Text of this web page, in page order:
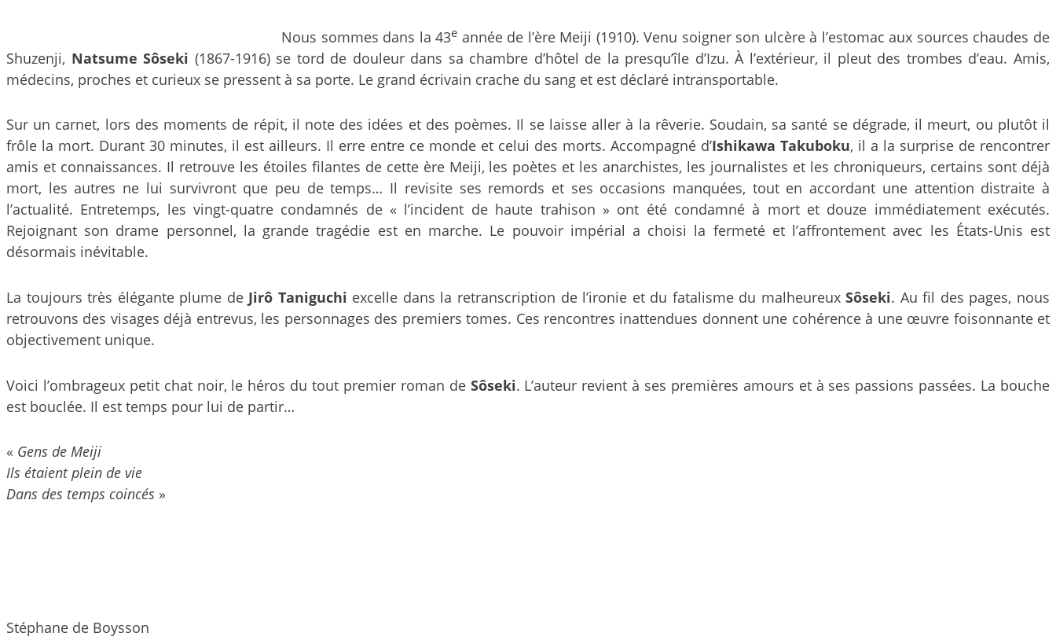
Nous sommes dans la 43e année de l’ère Meiji (1910). Venu soigner son ulcère à l’estomac aux sources chaudes de
Shuzenji, Natsume Sôseki (1867-1916) se tord de douleur dans sa chambre d’hôtel de la presqu’île d’Izu. À l’extérieur, il pleut des trombes d’eau. Amis,
médecins, proches et curieux se pressent à sa porte. Le grand écrivain crache du sang et est déclaré intransportable.
Sur un carnet, lors des moments de répit, il note des idées et des poèmes. Il se laisse aller à la rêverie. Soudain, sa santé se dégrade, il meurt, ou plutôt il
frôle la mort. Durant 30 minutes, il est ailleurs. Il erre entre ce monde et celui des morts. Accompagné d’Ishikawa Takuboku, il a la surprise de rencontrer
amis et connaissances. Il retrouve les étoiles filantes de cette ère Meiji, les poètes et les anarchistes, les journalistes et les chroniqueurs, certains sont déjà
mort, les autres ne lui survivront que peu de temps… Il revisite ses remords et ses occasions manquées, tout en accordant une attention distraite à
l’actualité. Entretemps, les vingt-quatre condamnés de « l’incident de haute trahison » ont été condamné à mort et douze immédiatement exécutés.
Rejoignant son drame personnel, la grande tragédie est en marche. Le pouvoir impérial a choisi la fermeté et l’affrontement avec les États-Unis est
désormais inévitable.
La toujours très élégante plume de Jirô Taniguchi excelle dans la retranscription de l’ironie et du fatalisme du malheureuxSôseki. Au fil des pages, nous
retrouvons des visages déjà entrevus, les personnages des premiers tomes. Ces rencontres inattendues donnent une cohérence à une œuvre foisonnante et
objectivement unique.
Voici l’ombrageux petit chat noir, le héros du tout premier roman de Sôseki. L’auteur revient à ses premières amours et à ses passions passées. La bouche
est bouclée. Il est temps pour lui de partir…
« Gens de Meiji
Ils étaient plein de vie
Dans des temps coincés »
Stéphane de Boysson